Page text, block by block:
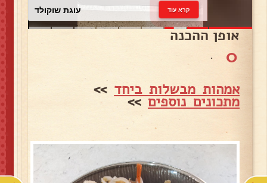
עוגת שוקולד קרא עוד
אופן ההכנה
0
.
אמהות מבשלות ביחד >>
מתכונים נוספים>>